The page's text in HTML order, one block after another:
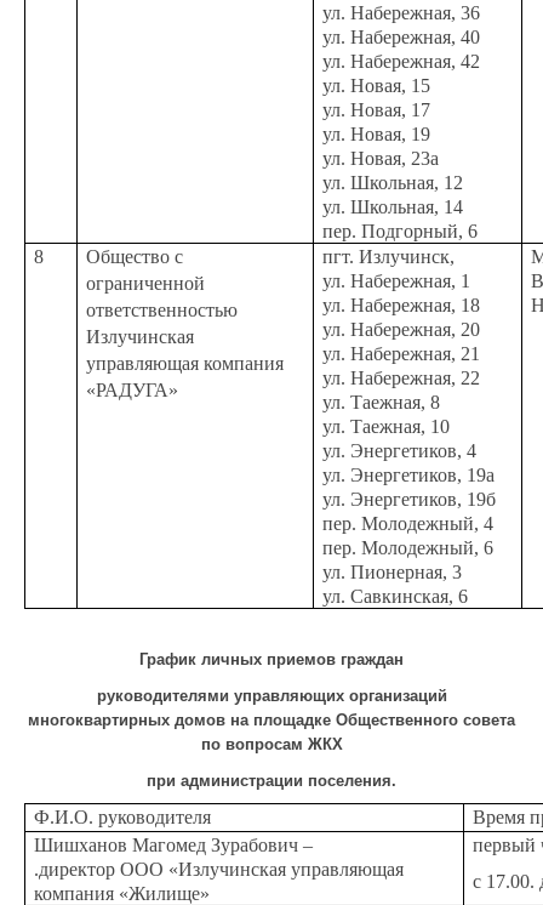
ул. Набережная, 36
ул. Набережная, 40
ул. Набережная, 42
ул. Новая, 15
ул. Новая, 17
ул. Новая, 19
ул. Новая, 23а
ул. Школьная, 12
ул. Школьная, 14
пер. Подгорный, 6
8
Общество с
ограниченной
ответственностью
Излучинская
управляющая компания
«РАДУГА»
пгт. Излучинск,
ул. Набережная, 1
ул. Набережная, 18
ул. Набережная, 20
ул. Набережная, 21
ул. Набережная, 22
ул. Таежная, 8
ул. Таежная, 10
ул. Энергетиков, 4
ул. Энергетиков, 19а
ул. Энергетиков, 19б
пер. Молодежный, 4
пер. Молодежный, 6
ул. Пионерная, 3
ул. Савкинская, 6
График личных приемов граждан
руководителями управляющих организаций
многоквартирных домов на площадке Общественного совета
по вопросам ЖКХ
при администрации поселения.
Ф.И.О. руководителя
Время
Шишханов Магомед Зурабович –
.директор ООО «Излучинская управляющая
компания «Жилище»
первый
с 17.00.